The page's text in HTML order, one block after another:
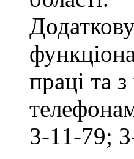
праці та
3-11-79;